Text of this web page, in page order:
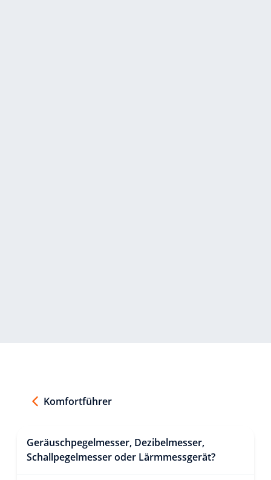
Komfortführer
Geräuschpegelmesser, Dezibelmesser,
Schallpegelmesser oder Lärmmessgerät?